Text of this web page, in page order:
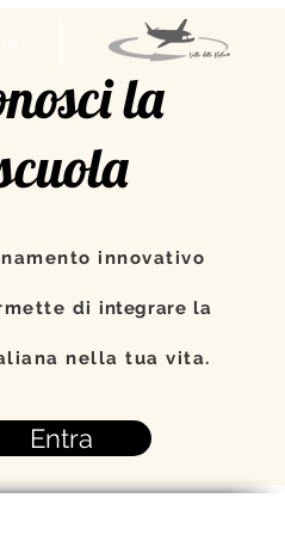
la
innovativo
di integrare la
nella tua vita.
Entra